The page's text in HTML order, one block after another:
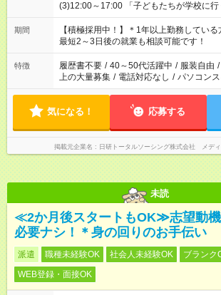
(3)12:00～17:00 「子どもたちが学校に行く間だけ働きたい」
「余裕を持って夕飯の準備がしたい」 「
はプライベートの時間にしたい」 など、
いね。 ※Wワーク希望の方へ 今ご覧のお仕事で希望する勤務時
間と、もう1つのお仕事の勤務時間。 合
場合は応募できません。
期間
【積極採用中！】＊1年以上勤務してい
最短2～3日後の就業も相談可能です！
特徴 履歴書不要 / 40～50代活躍中 / 服装自由 /
上の大量募集 / 電話対応なし / パソコン
気になる！ 応募する
掲載元企業名 日研トータルソーシング株式会社 メデ
未読
≪2か月後スタートもOK≫志望動機
必要ナシ！＊身の回りのお手伝い
派遣 職種未経験OK 社会人未経験OK
ブランク
WEB登録・面接OK